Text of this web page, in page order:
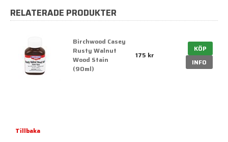
RELATERADE PRODUKTER
Birchwood Casey
Rusty Walnut
Wood Stain
(90ml)
175 kr
KÖP
INFO
Tillbaka